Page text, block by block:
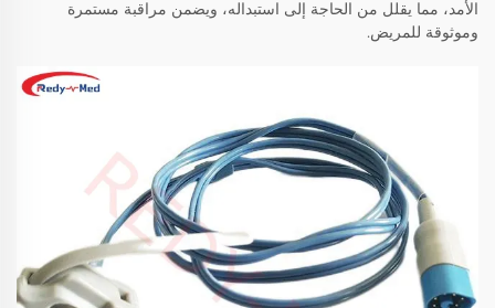
الأمد، مما يقلل من الحاجة إلى استبداله، ويضمن مراقبة مستمرة
وموثوقة للمريض.